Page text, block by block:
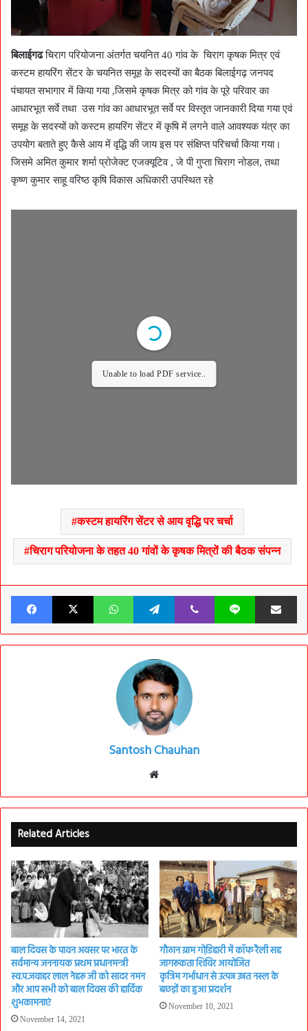
बिलाईगढचिराग परियोजना अंतर्गत चयनित 40 गांव के चिराग कृषक मित्र एवं
कस्टम हायरिंग सेंटर के चयनित समूह के सदस्यों का बैठक बिलाईगढ़ जनपद
पंचायत सभागार में किया गया ,जिसमे कृषक मित्र को गांव के पूरे परिवार का
आधारभूत सर्वे तथा उस गांव का आधारभूत सर्वे पर विस्तृत जानकारी दिया गया एवं
समूह के सदस्यों को कस्टम हायरिंग सेंटर में कृषि में लगने वाले आवश्यक यंत्र का
उपयोग बताते हुए कैसे आय में वृद्धि की जाय इस पर संक्षिप्त परिचर्चा किया गया।
जिसमे अमित कुमार शर्मा प्रोजेक्ट एजक्यूटिव , जे पी गुप्ता चिराग नोडल, तथा
कृष्ण कुमार साहू वरिष्ठ कृषि विकास अधिकारी उपस्थित रहे
Unable to load PDF service..
कस्टम हायरिंग सेंटर से आय वृद्धि पर चर्चा
चिराग परियोजना के तहत 40 गांवों के कृषक मित्रों की बैठक संपन्न
Facebook X WhatsApp Telegram Viber Line Share
Santosh Chauhan
Related Articles
बाल दिवस के पावन अवसर पर भारत के
सर्वमान्य जननायक प्रथम प्रधानमन्त्री
स्व.प.जवाहर लाल नेहरू जी को सादर नमन
और आप सभी को बाल दिवस की हार्दिक
शुभकामनाएं
November 14, 2021
गौठान ग्राम गोडि़हारी में कॉफ रैली सह
जागरूकता शिविर आयोजित
कृत्रिम गर्भाधान से उत्पन्न उन्नत नस्ल के
बछड़ों का हुआ प्रदर्शन
November 10, 2021